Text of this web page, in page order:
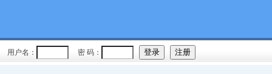
用户名： 密 码：